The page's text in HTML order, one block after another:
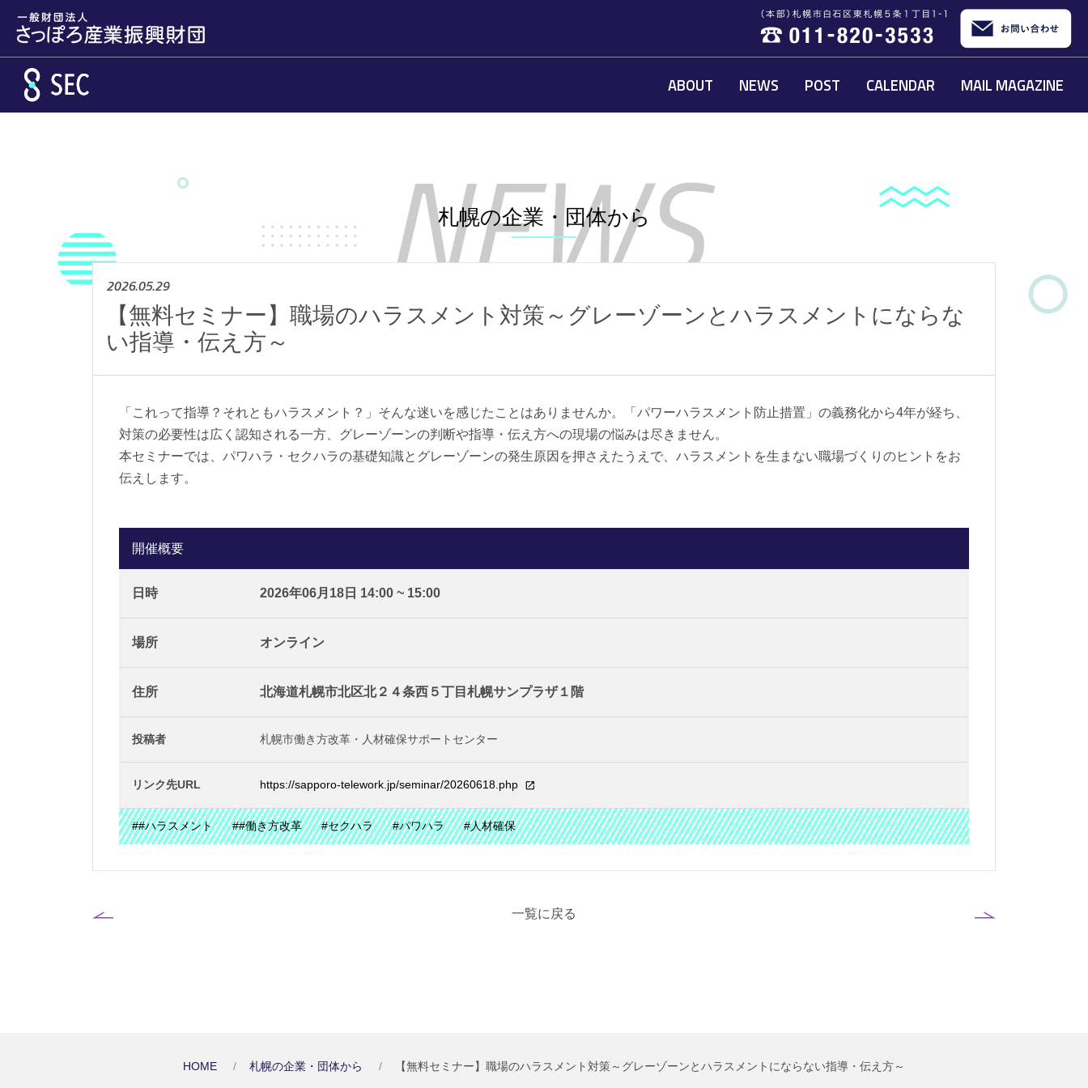
ABOUT NEWS POST CALENDAR MAIL MAGAZINE
札幌の企業・団体から
2026.05.29
【無料セミナー】職場のハラスメント対策～グレーゾーンとハラスメントにならな
い指導・伝え方～
「これって指導？それともハラスメント？」そんな迷いを感じたことはありませんか。「パワーハラスメント防止措置」の義務化から4年が経ち、
対策の必要性は広く認知される一方、グレーゾーンの判断や指導・伝え方への現場の悩みは尽きません。
本セミナーでは、パワハラ・セクハラの基礎知識とグレーゾーンの発生原因を押さえたうえで、ハラスメントを生まない職場づくりのヒントをお
伝えします。
開催概要
日時 2026年06月18日 14:00 ~ 15:00
場所 オンライン
住所 北海道札幌市北区北２４条西５丁目札幌サンプラザ１階
投稿者 札幌市働き方改革・人材確保サポートセンター
リンク先URL https://sapporo-telework.jp/seminar/20260618.php
##ハラスメント ##働き方改革 #セクハラ #パワハラ #人材確保
一覧に戻る
HOME 札幌の企業・団体から 【無料セミナー】職場のハラスメント対策～グレーゾーンとハラスメントにならない指導・伝え方～